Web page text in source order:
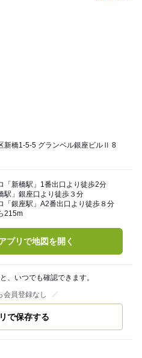
新橋1-5-5 グランベル銀座ビルⅡ 8
「新橋駅」1番出口より徒歩2分
駅」銀座口より徒歩３分
「銀座駅」A2番出口より徒歩８分
215m
プリで地図を開く
、いつでも確認できます。
会員登録なし
で保存する